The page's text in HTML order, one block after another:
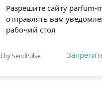
Разрешите сайту parfum-
отправлять вам
рабочий стол
by SendPulse